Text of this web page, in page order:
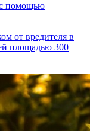
с помощью
от вредителя в
площадью 300